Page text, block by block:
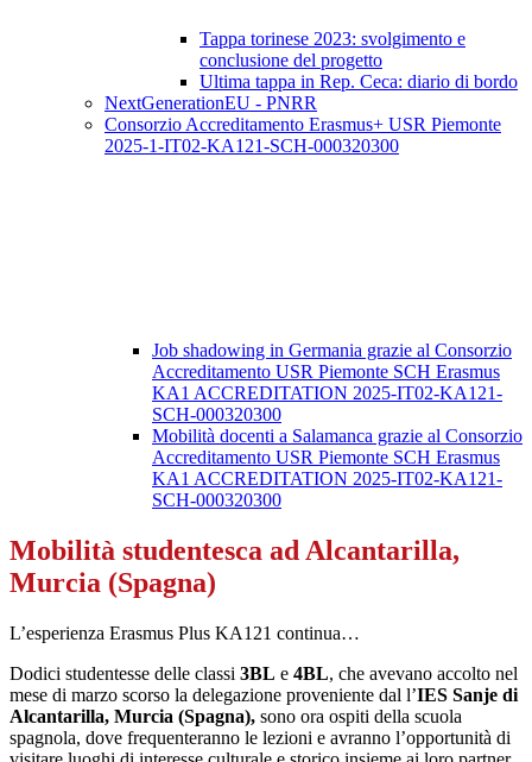
Tappa torinese 2023: svolgimento e
conclusione del progetto
Ultima tappa in Rep. Ceca: diario di bordo
NextGenerationEU - PNRR
Consorzio Accreditamento Erasmus+ USR Piemonte
2025-1-IT02-KA121-SCH-000320300
Job shadowing in Germania grazie al Consorzio
Accreditamento USR Piemonte SCH Erasmus
KA1 ACCREDITATION 2025-IT02-KA121-
SCH-000320300
Mobilità docenti a Salamanca grazie al Consorzio
Accreditamento USR Piemonte SCH Erasmus
KA1 ACCREDITATION 2025-IT02-KA121-
SCH-000320300
Mobilità studentesca ad Alcantarilla,
Murcia (Spagna)
L’esperienza Erasmus Plus KA121 continua…
Dodici studentesse delle classi 3BL e 4BL, che avevano accolto nel
mese di marzo scorso la delegazione proveniente dal l’IES Sanje di
Alcantarilla, Murcia (Spagna), sono ora ospiti della scuola
spagnola, dove frequenteranno le lezioni e avranno l’opportunità di